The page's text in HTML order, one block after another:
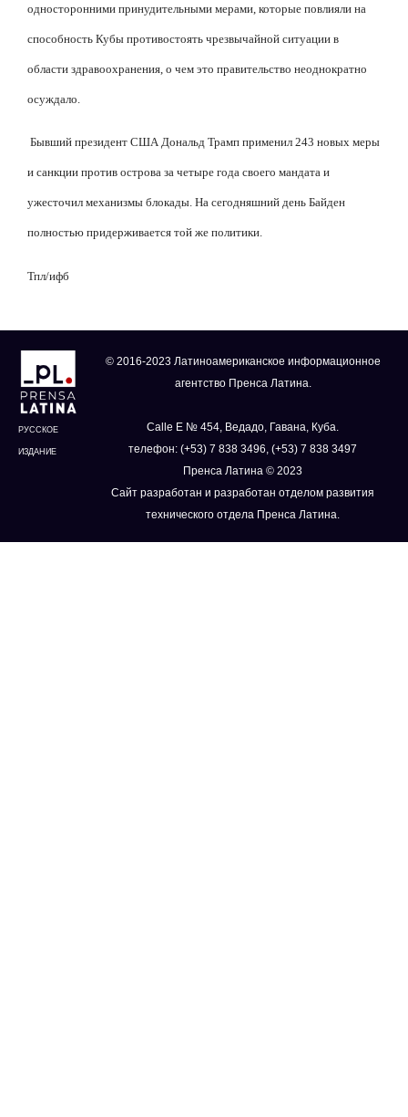
односторонними принудительными мерами, которые повлияли на
способность Кубы противостоять чрезвычайной ситуации в
области здравоохранения, о чем это правительство неоднократно
осуждало.
Бывший президент США Дональд Трамп применил 243 новых меры
и санкции против острова за четыре года своего мандата и
ужесточил механизмы блокады. На сегодняшний день Байден
полностью придерживается той же политики.
Тпл/ифб
РУССКОЕ
ИЗДАНИЕ
© 2016-2023 Латиноамериканское информационное
агентство Пренса Латина.
Calle E № 454, Ведадо, Гавана, Куба.
телефон: (+53) 7 838 3496, (+53) 7 838 3497
Пренса Латина © 2023
Сайт разработан и разработан отделом развития
технического отдела Пренса Латина.